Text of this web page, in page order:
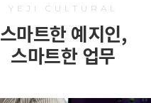
YEJI CULTURAL
스마트한 예지인,
스마트한 업무